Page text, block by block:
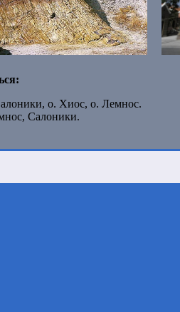
о. Хиос, о. Лемнос.
Салоники.